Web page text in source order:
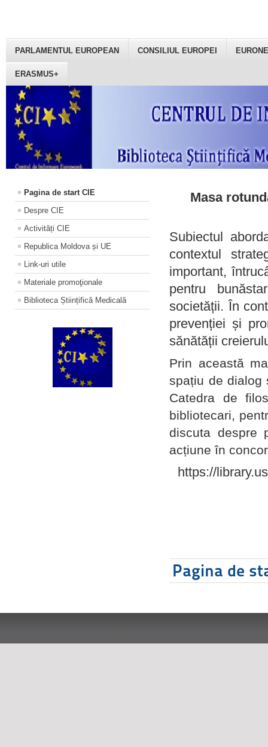
PARLAMENTUL EUROPEAN CONSILIUL EUROPEI
ERASMUS+
Pagina de start CIE
Despre CIE
Activități CIE
Republica Moldova și UE
Link-uri utile
Materiale promoţionale
Biblioteca Științifică Medicală
Masa
Subiectul
contextul
important,
pentru
societății. În
prevenției și
sănătății
Prin această
spațiu de dialog
Catedra de
bibliotecari,
discuta despre
acțiune în
https://
Pagina de